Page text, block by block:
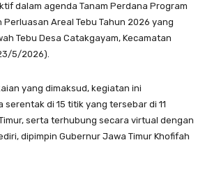
dalam agenda Tanam Perdana Program
Perluasan Areal Tebu Tahun 2026 yang
Tebu Desa Catakgayam, Kecamatan
5/2026).
yang dimaksud, kegiatan ini
di 15 titik yang tersebar di 11
serta terhubung secara virtual dengan
dipimpin Gubernur Jawa Timur Khofifah